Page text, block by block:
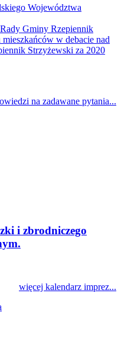
Województwa
Gminy Rzepiennik
w debacie nad
Strzyżewski za 2020
na zadawane pytania...
i zbrodniczego
więcej kalendarz imprez...